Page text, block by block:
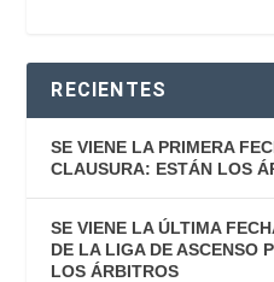
RECIENTES
SE VIENE LA PRIMERA
CLAUSURA: ESTÁN LOS
SE VIENE LA ÚLTIMA
DE LA LIGA DE ASCENSO
LOS ÁRBITROS